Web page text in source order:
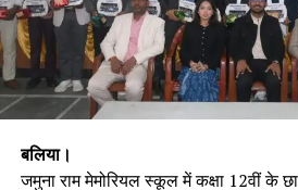
बलिया।
जमुना राम मेमोरियल स्कूल में कक्षा 12वीं के